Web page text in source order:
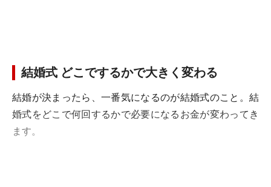
結婚式 どこでするかで大きく変わる
結婚が決まったら、一番気になるのが結婚式のこと。結
婚式をどこで何回するかで必要になるお金が変わってき
ます。